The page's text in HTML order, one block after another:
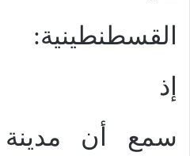
القسطنطينية:
إذ
سمع أن مدينة